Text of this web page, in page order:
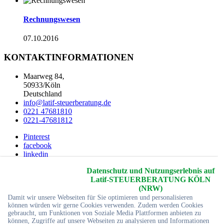
Rechnungswesen
07.10.2016
KONTAKTINFORMATIONEN
Maarweg 84,
50933/Köln
Deutschland
info@latif-steuerberatung.de
0221 47681810
0221-47681812
Pinterest
facebook
linkedin
Alle Rechte reservier
Startseite
Impressum
Sitemap
Datenschutz und Nutzungserlebnis auf
Latif-STEUERBERATUNG KÖLN
(NRW)
Damit wir unsere Webseiten für Sie optimieren und personalisieren
können würden wir gerne Cookies verwenden. Zudem werden Cookies
gebraucht, um Funktionen von Soziale Media Plattformen anbieten zu
können, Zugriffe auf unsere Webseiten zu analysieren und Informationen